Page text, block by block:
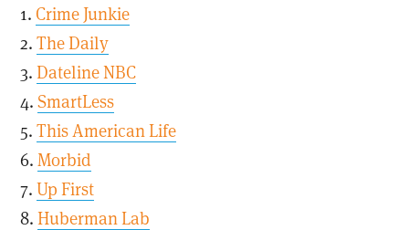
1. Crime Junkie
2.The Daily
3.Dateline NBC
4.SmartLess
5.This American Life
6. Morbid
7.Up First
8.Huberman Lab